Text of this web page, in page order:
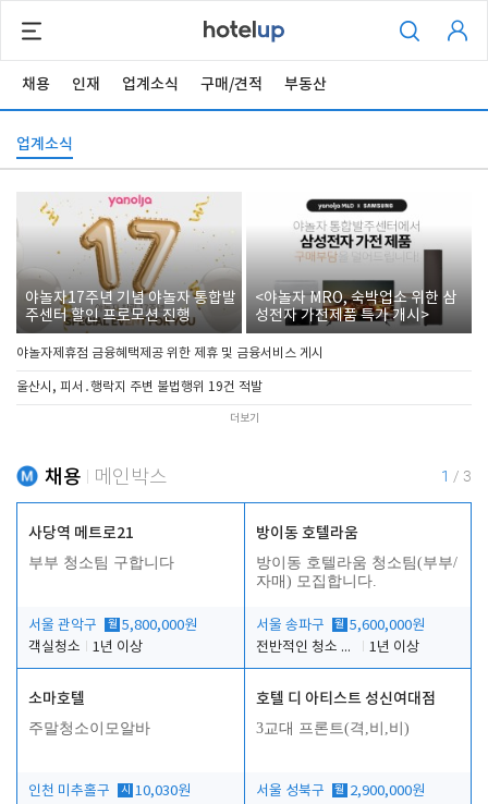
채용 인재 업계소식 구매/견적 부동산
업계소식
야놀자17주년 기념 야놀자 통합발
주센터 할인 프로모션 진행
<야놀자 MRO, 숙박업소 위한 삼
성전자 가전제품 특가 개시>
야놀자제휴점 금융혜택제공 위한 제휴 및 금융서비스 게시
울산시, 피서․행락지 주변 불법행위 19건 적발
더보기
채용 메인박스 1 / 3
사당역 메트로21
부부 청소팀 구합니다
서울 관악구 월 5,800,000원
객실청소
1년 이상
방이동 호텔라움
방이동 호텔라움 청소팀(부부/
자매) 모집합니다.
서울 송파구 월 5,600,000원
전반적인 청소 업무(객실청소.객실정리)
1년 이상
소마호텔
주말청소이모알바
인천 미추홀구 시 10,030원
호텔 디 아티스트 성신여대점
3교대 프론트(격,비,비)
서울 성북구 월 2,900,000원